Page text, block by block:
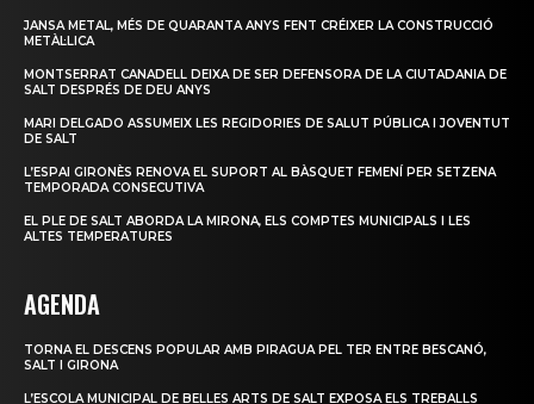
JANSA METAL, MÉS DE QUARANTA ANYS FENT CRÉIXER LA CONSTRUCCIÓ
METÀL·LICA
MONTSERRAT CANADELL DEIXA DE SER DEFENSORA DE LA CIUTADANIA DE
SALT DESPRÉS DE DEU ANYS
MARI DELGADO ASSUMEIX LES REGIDORIES DE SALUT PÚBLICA I JOVENTUT
DE SALT
L’ESPAI GIRONÈS RENOVA EL SUPORT AL BÀSQUET FEMENÍ PER SETZENA
TEMPORADA CONSECUTIVA
EL PLE DE SALT ABORDA LA MIRONA, ELS COMPTES MUNICIPALS I LES
ALTES TEMPERATURES
AGENDA
TORNA EL DESCENS POPULAR AMB PIRAGUA PEL TER ENTRE BESCANÓ,
SALT I GIRONA
L’ESCOLA MUNICIPAL DE BELLES ARTS DE SALT EXPOSA ELS TREBALLS